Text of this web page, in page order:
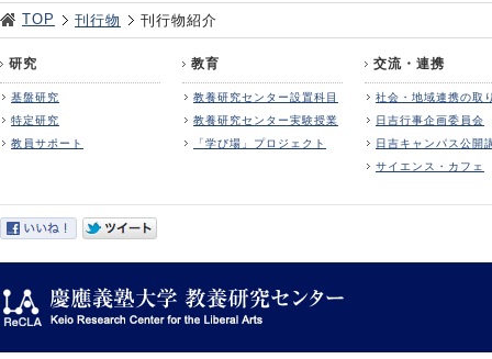
TOP 刊行物 刊行物紹介
研究
基盤研究
特定研究
教員サポート
教育
教養研究センター設置科目
教養研究センター実験授業
「学び場」プロジェクト
交流・連携
社会・地域連携の取
日吉行事企画委員会
日吉キャンパス公開
サイエンス・カフェ